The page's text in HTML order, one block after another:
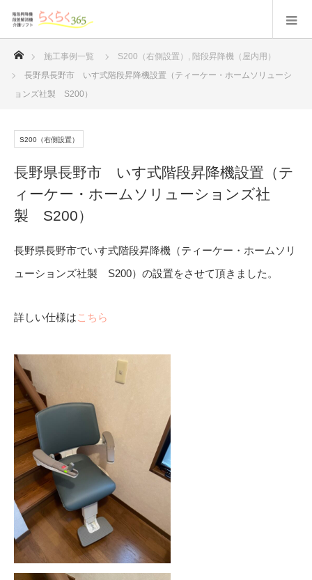
ホーム
施工事例一覧 S200（右側設置） , 階段昇降機（屋内用）
長野県長野市 いす式階段昇降機設置（ティーケー・ホームソリューシ
ョンズ社製 S200）
S200（右側設置）
長野県長野市 いす式階段昇降機設置（テ
ィーケー・ホームソリューションズ社
製 S200）
長野県長野市でいす式階段昇降機（ティーケー・ホームソリ
ューションズ社製 S200）の設置をさせて頂きました。
詳しい仕様はこちら